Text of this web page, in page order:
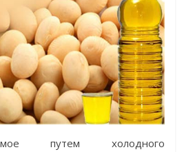
путем холодного